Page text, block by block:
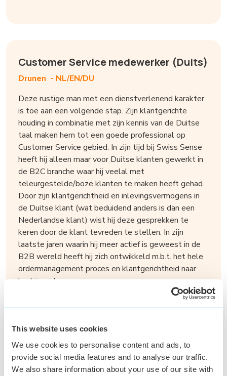
This website uses cookies
We use cookies to personalise content and ads, to
provide social media features and to analyse our traffic.
We also share information about your use of our site with
Customer Service medewerker (Duits)
Drunen - NL/EN/DU
Deze rustige man met een dienstverlenend karakter
is toe aan een volgende stap. Zijn klantgerichte
houding in combinatie met zijn kennis van de Duitse
taal maken hem tot een goede professional op
Customer Service gebied. In zijn tijd bij Swiss Sense
heeft hij alleen maar voor Duitse klanten gewerkt in
de B2C branche waar hij veelal met
teleurgestelde/boze klanten te maken heeft gehad.
Door zijn klantgerichtheid en inlevingsvermogens in
de Duitse klant (wat beduidend anders is dan een
Nederlandse klant) wist hij deze gesprekken te
keren door de klant tevreden te stellen. In zijn
laatste jaren waarin hij meer actief is geweest in de
B2B wereld heeft hij zich ontwikkeld m.b.t. het hele
ordermanagement proces en klantgerichtheid naar
bedrijven toe.
Mensgerichte Griekse professional
Tilburg -NL/EN/GR